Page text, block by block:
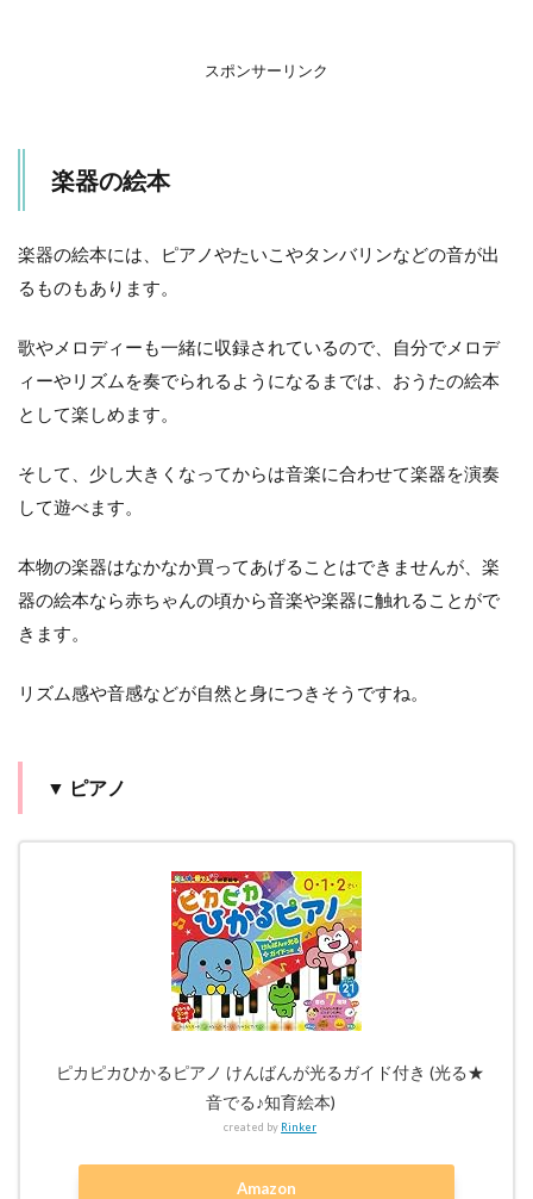
スポンサーリンク
楽器の絵本
楽器の絵本には、ピアノやたいこやタンバリンなどの音が出
るものもあります。
歌やメロディーも一緒に収録されているので、自分でメロデ
ィーやリズムを奏でられるようになるまでは、おうたの絵本
として楽しめます。
そして、少し大きくなってからは音楽に合わせて楽器を演奏
して遊べます。
本物の楽器はなかなか買ってあげることはできませんが、楽
器の絵本なら赤ちゃんの頃から音楽や楽器に触れることがで
きます。
リズム感や音感などが自然と身につきそうですね。
▼ ピアノ
ピカピカひかるピアノ けんばんが光るガイド付き (光る★
音でる♪知育絵本)
created by Rinker
Amazon